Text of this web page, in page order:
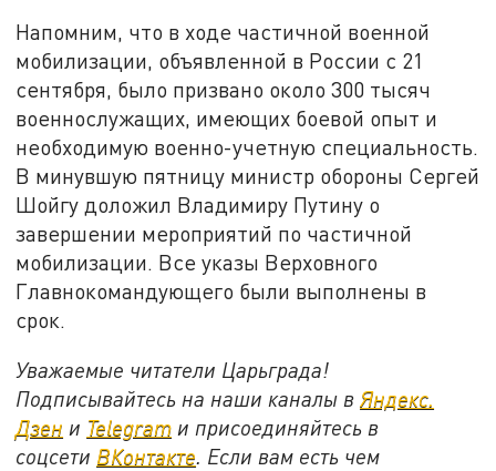
Напомним, что в ходе частичной военной
мобилизации, объявленной в России с 21
сентября, было призвано около 300 тысяч
военнослужащих, имеющих боевой опыт и
необходимую военно-учетную специальность.
В минувшую пятницу министр обороны Сергей
Шойгу доложил Владимиру Путину о
завершении мероприятий по частичной
мобилизации. Все указы Верховного
Главнокомандующего были выполнены в
срок.
Уважаемые читатели Царьграда!
Подписывайтесь на наши каналы вЯндекс.
Дзен и Telegram и присоединяйтесь в
соцсети ВКонтакте. Если вам есть чем